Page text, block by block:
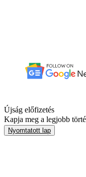
Újság előfizetés
Kapja meg a legjobb
Nyomtatott lap